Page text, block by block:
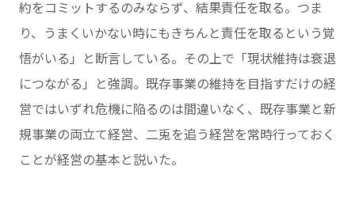
約をコミットするのみならず、結果責任を取る。つま
り、うまくいかない時にもきちんと責任を取るという覚
悟がいる」と断言している。その上で「現状維持は衰退
につながる」と強調。既存事業の維持を目指すだけの経
営ではいずれ危機に陥るのは間違いなく、既存事業と新
規事業の両立て経営、二兎を追う経営を常時行っておく
ことが経営の基本と説いた。